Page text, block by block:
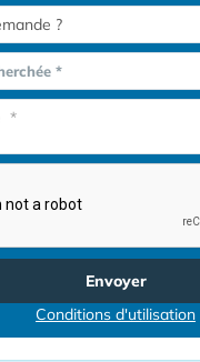
*
Envoyer
Conditions d'utilisation